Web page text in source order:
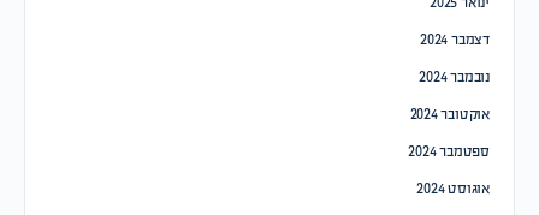
דצמבר 2024
נובמבר 2024
אוקטובר 2024
ספטמבר 2024
אוגוסט 2024